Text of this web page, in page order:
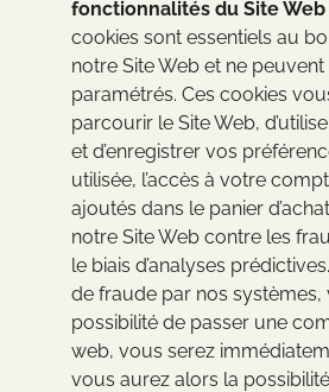
fonctionnalités du Site
cookies sont essentiels au
notre Site Web et ne
paramétrés. Ces cookies
parcourir le Site Web,
et d’enregistrer vos
utilisée, l’accès à votre
ajoutés dans le panier
notre Site Web contre les
le biais d’analyses
de fraude par nos systèmes,
possibilité de passer une
web, vous serez
vous aurez alors la